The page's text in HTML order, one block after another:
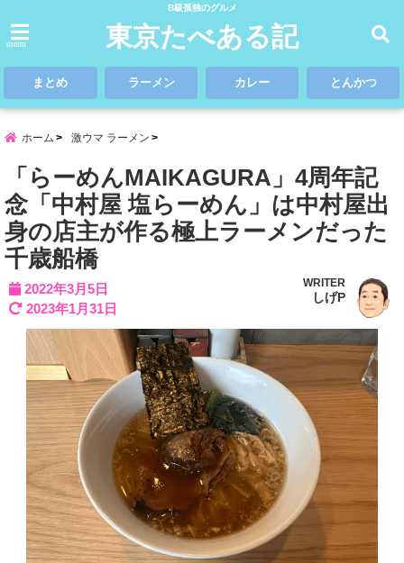
B級孤独のグルメ
menu 東京たべある記
まとめ ラーメン カレー とんかつ
ホーム 激ウマ ラーメン
「らーめんMAIKAGURA」4周年記
念「中村屋 塩らーめん」は中村屋出
身の店主が作る極上ラーメンだった
千歳船橋
2022年3月5日
2023年1月31日
WRITER
しげP